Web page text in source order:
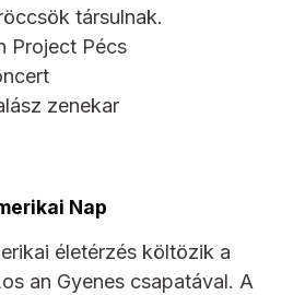
társulnak.
Project Pécs
zenekar
Nap
életérzés költözik a
an Gyenes csapatával. A